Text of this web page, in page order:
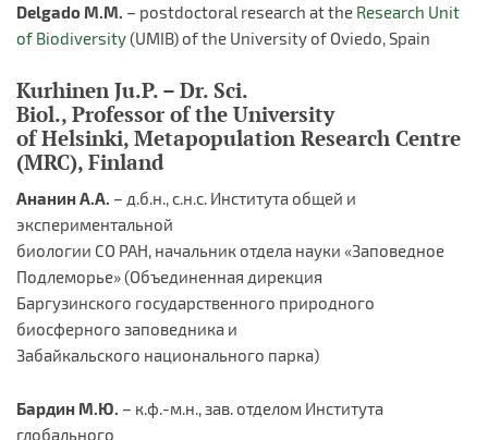
Delgado M.M. – postdoctoral research at the Research Unit
of Biodiversity(UMIB) of the University of Oviedo, Spain
Kurhinen Ju.P. – Dr. Sci.
Biol., Professor of the University
of Helsinki, Metapopulation Research Centre
(MRC), Finland
Ананин А.А. – д.б.н., с.н.с. Института общей и
экспериментальной
биологии СО РАН, начальник отдела науки «Заповедное
Подлеморье» (Объединенная дирекция
Баргузинского государственного природного
биосферного заповедника и
Забайкальского национального парка)
Бардин М.Ю. – к.ф.-м.н., зав. отделом Института
глобального